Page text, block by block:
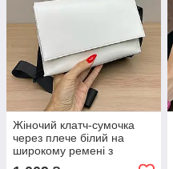
Жіночий клатч-сумочка
через плече білий на
широкому ремені з